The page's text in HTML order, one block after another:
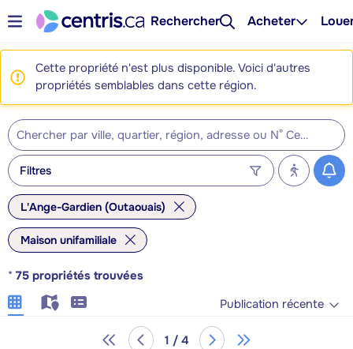
Rechercher Acheter
Cette propriété n'est plus disponible. Voici d'autres
propriétés semblables dans cette région.
Filtres
L'Ange-Gardien (Outaouais)
Maison unifamiliale
* 75 propriétés trouvées
Publication récente
1 / 4